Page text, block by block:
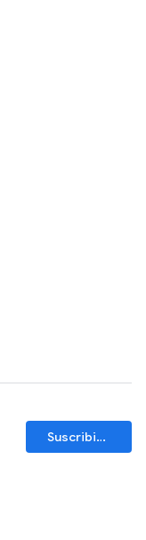
Suscribirse